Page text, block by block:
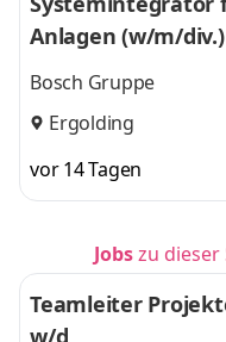
Anlagen (w/m/div.)
Bosch Gruppe
Ergolding
vor 14 Tagen
Jobszu dieser
Teamleiter
w/d